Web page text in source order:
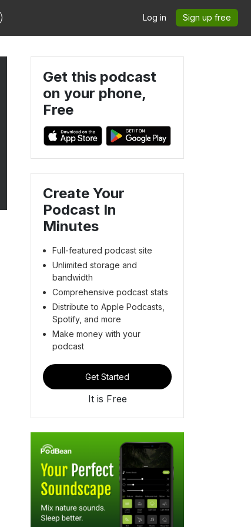
Log in Sign up free
Get this podcast
on your phone,
Free
Create Your
Podcast In
Minutes
Full-featured podcast site
Unlimited storage and
bandwidth
Comprehensive podcast stats
Distribute to Apple Podcasts,
Spotify, and more
Make money with your
podcast
Get Started
It is Free